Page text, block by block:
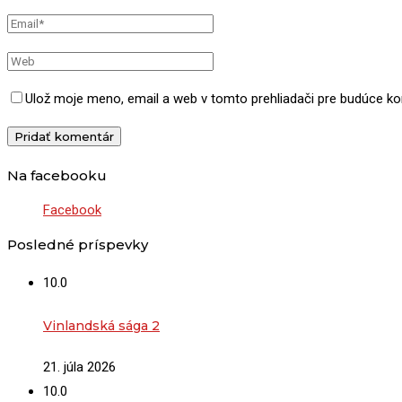
Ulož moje meno, email a web v tomto prehliadači pre budúce
Na facebooku
Facebook
Posledné príspevky
10.0
Vinlandská sága 2
21. júla 2026
10.0